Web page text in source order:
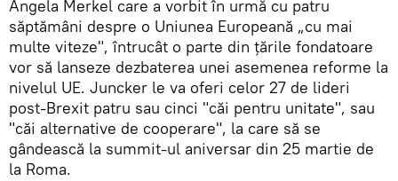
Angela Merkel care a vorbit în urmă cu patru
săptămâni despre o Uniunea Europeană „cu mai
multe viteze", întrucât o parte din ţările fondatoare
vor să lanseze dezbaterea unei asemenea reforme la
nivelul UE. Juncker le va oferi celor 27 de lideri
post-Brexit patru sau cinci "căi pentru unitate", sau
"căi alternative de cooperare", la care să se
gândească la summit-ul aniversar din 25 martie de
la Roma.